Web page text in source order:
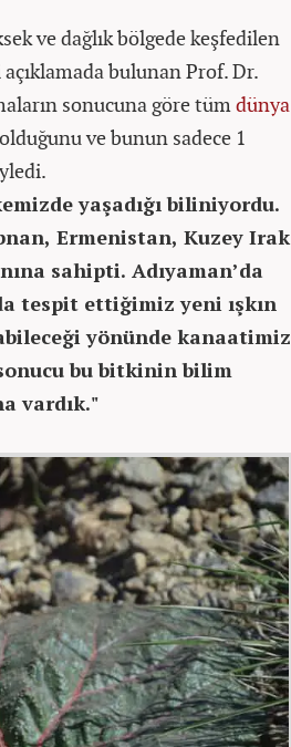
ve dağlık bölgede keşfedilen
bulunan Prof. Dr.
sonucuna göre tümdünya
ve bunun sadece 1
yaşadığı biliniyordu.
Ermenistan, Kuzey Irak
sahipti. Adıyaman’da
tespit ettiğimiz yeni ışkın
yönünde kanaatimiz
bu bitkinin bilim
vardık."